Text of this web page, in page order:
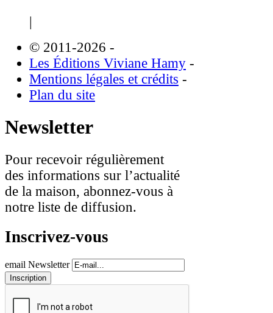
|
© 2011-2026 -
Les Éditions Viviane Hamy -
Mentions légales et crédits -
Plan du site
Newsletter
Pour recevoir régulièrement
des informations sur l’actualité
de la maison, abonnez-vous à
notre liste de diffusion.
Inscrivez-vous
email Newsletter